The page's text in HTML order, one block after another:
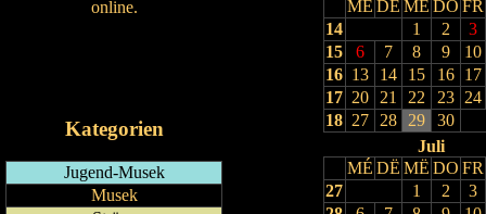
online.
Kategorien
Jugend-Musek
Musek
MÉ DË MË DO FR
14
1 2
3
15
6 7 8 9
10
16 13 14 15 16
17
17 20 21 22 23
24
18 27 28 29
30
Juli
MÉ DË MË DO FR
27
1 2
3